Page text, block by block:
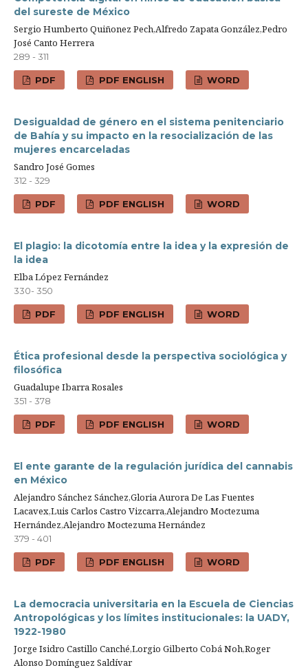
del sureste de México
Sergio Humberto Quiñonez Pech,Alfredo Zapata González,Pedro
José Canto Herrera
289 - 311
PDF PDF ENGLISH WORD
Desigualdad de género en el sistema penitenciario
de Bahía y su impacto en la resocialización de las
mujeres encarceladas
Sandro José Gomes
312 - 329
PDF PDF ENGLISH WORD
El plagio: la dicotomía entre la idea y la expresión de
la idea
Elba López Fernández
330- 350
PDF PDF ENGLISH WORD
Ética profesional desde la perspectiva sociológica y
filosófica
Guadalupe Ibarra Rosales
351 - 378
PDF PDF ENGLISH WORD
El ente garante de la regulación jurídica del cannabis
en México
Alejandro Sánchez Sánchez,Gloria Aurora De Las Fuentes
Lacavex,Luis Carlos Castro Vizcarra,Alejandro Moctezuma
Hernández,Alejandro Moctezuma Hernández
379 - 401
PDF PDF ENGLISH WORD
La democracia universitaria en la Escuela de Ciencias
Antropológicas y los límites institucionales: la UADY,
1922-1980
Jorge Isidro Castillo Canché,Lorgio Gilberto Cobá Noh,Roger
Alonso Domínguez Saldívar